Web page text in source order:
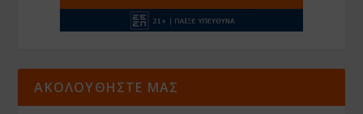
ΑΚΟΛΟΥΘΗΣΤΕ ΜΑΣ